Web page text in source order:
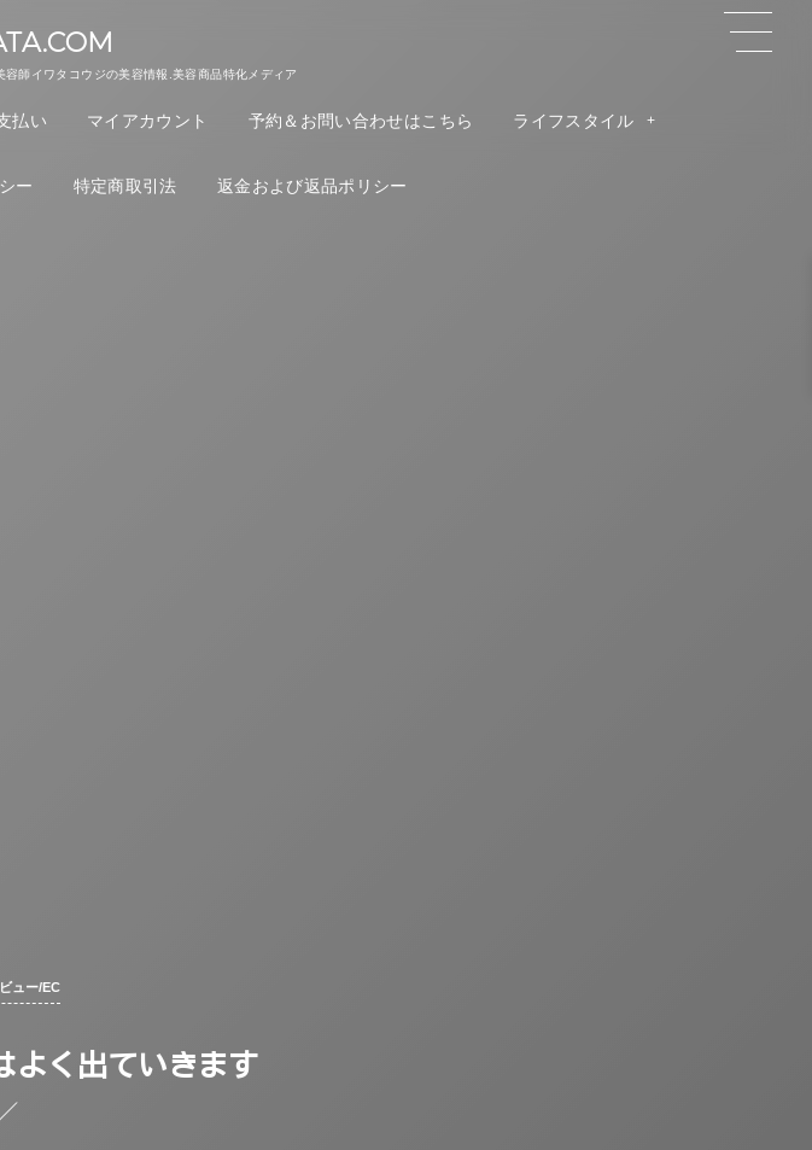
師イワタコウジの美容情報.美容商品特化メディア
払い マイアカウント 予約＆お問い合わせはこちら ライフスタイル
ー 特定商取引法 返金および返品ポリシー
ュー/EC
よく出ていきます